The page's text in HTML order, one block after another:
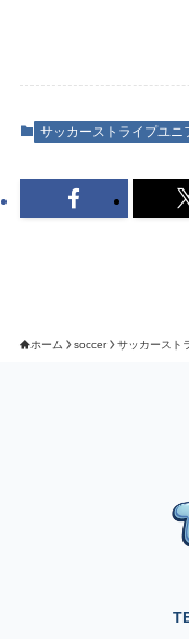
サッカーストライプユニ
ホーム soccer サッカースト